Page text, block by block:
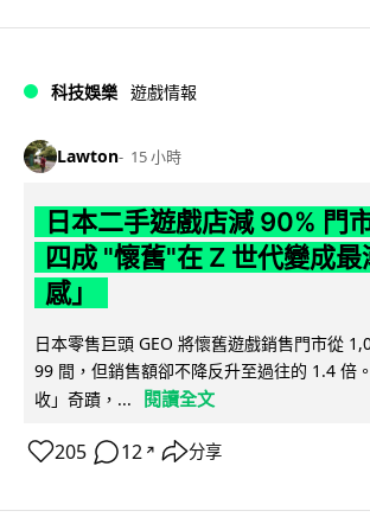
科技娛樂 遊戲情報
Lawton 15 小時
日本二手遊戲店減 90% 門
四成 "懷舊"在 Z 世代變成最
感」
日本零售巨頭 GEO 將懷舊遊戲銷售門市從
99 間，但銷售額卻不降反升至過往的 1.4 倍
收」奇蹟，...
閱讀全文
205 12 ↗ 分享